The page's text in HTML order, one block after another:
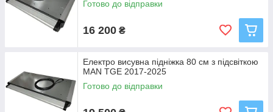
Готово до відправки
16 200 ₴
Електро висувна підніжка 80 см з підсвіткою
MAN TGE 2017-2025
Готово до відправки